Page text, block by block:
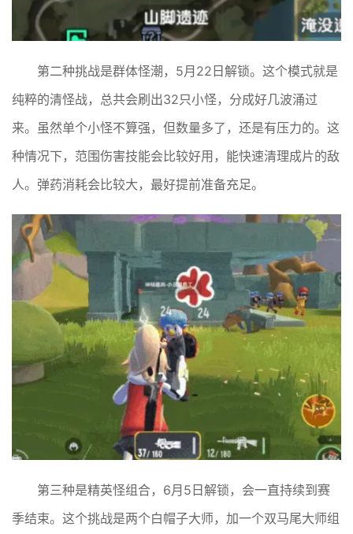
第二种挑战是群体怪潮，5月22日解锁。这个模式就是
纯粹的清怪战，总共会刷出32只小怪，分成好几波涌过
来。虽然单个小怪不算强，但数量多了，还是有压力的。这
种情况下，范围伤害技能会比较好用，能快速清理成片的敌
人。弹药消耗会比较大，最好提前准备充足。
第三种是精英怪组合，6月5日解锁，会一直持续到赛
季结束。这个挑战是两个白帽子大师，加一个双马尾大师组